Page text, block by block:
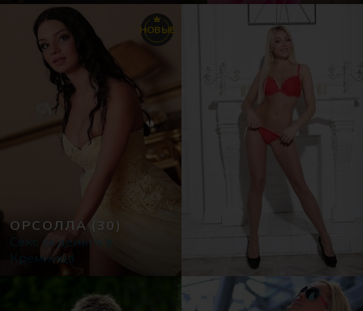
ОРСОЛЛА (30)
Cекс за деньги в
Кремница
НОВЫЕ